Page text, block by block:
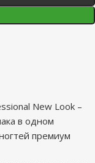
New Look –
в одном
премиум